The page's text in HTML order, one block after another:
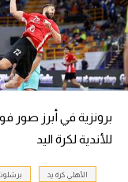
كرة يد
كرة طائرة
الوطن العربي
في المونديال
رياضة نسائية
برونزية في أبرز صور
للأندية لكرة اليد
الأهلي كرة يد